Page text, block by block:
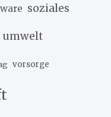
soziales
umwelt
vorsorge